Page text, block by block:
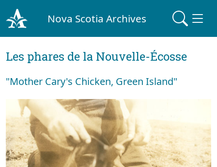
Nova Scotia Archives
Les phares de la Nouvelle-Écosse
"Mother Cary's Chicken, Green Island"